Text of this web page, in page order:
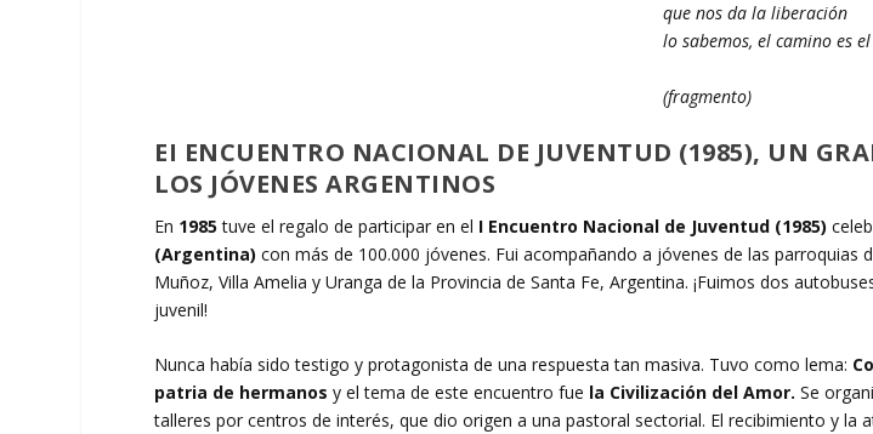
que nos da la liberación
lo sabemos, el camino es
(fragmento)
EI ENCUENTRO NACIONAL DE JUVENTUD (1985), UN
LOS JÓVENES ARGENTINOS
En 1985 tuve el regalo de participar en el I Encuentro Nacional de Juventud (1985)
(Argentina) con más de 100.000 jóvenes. Fui acompañando a jóvenes de las parroquias
Muñoz, Villa Amelia y Uranga de la Provincia de Santa Fe, Argentina. ¡Fuimos dos
juvenil!
Nunca había sido testigo y protagonista de una respuesta tan masiva. Tuvo como lema:
patria de hermanos y el tema de este encuentro fue la Civilización del Amor. Se
talleres por centros de interés, que dio origen a una pastoral sectorial. El recibimiento y la